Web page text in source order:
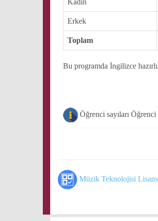
Kadın
Erkek
Toplam
Bu programda İngilizce
Öğrenci sayıları
Müzik Teknolojisi